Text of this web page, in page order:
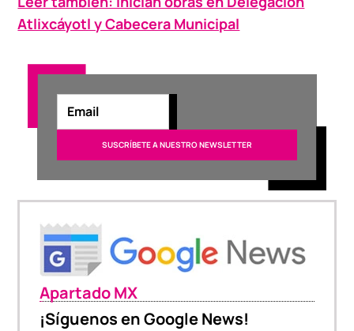
Atlixcáyotl y Cabecera Municipal
Apartado MX
¡Síguenos en Google News!